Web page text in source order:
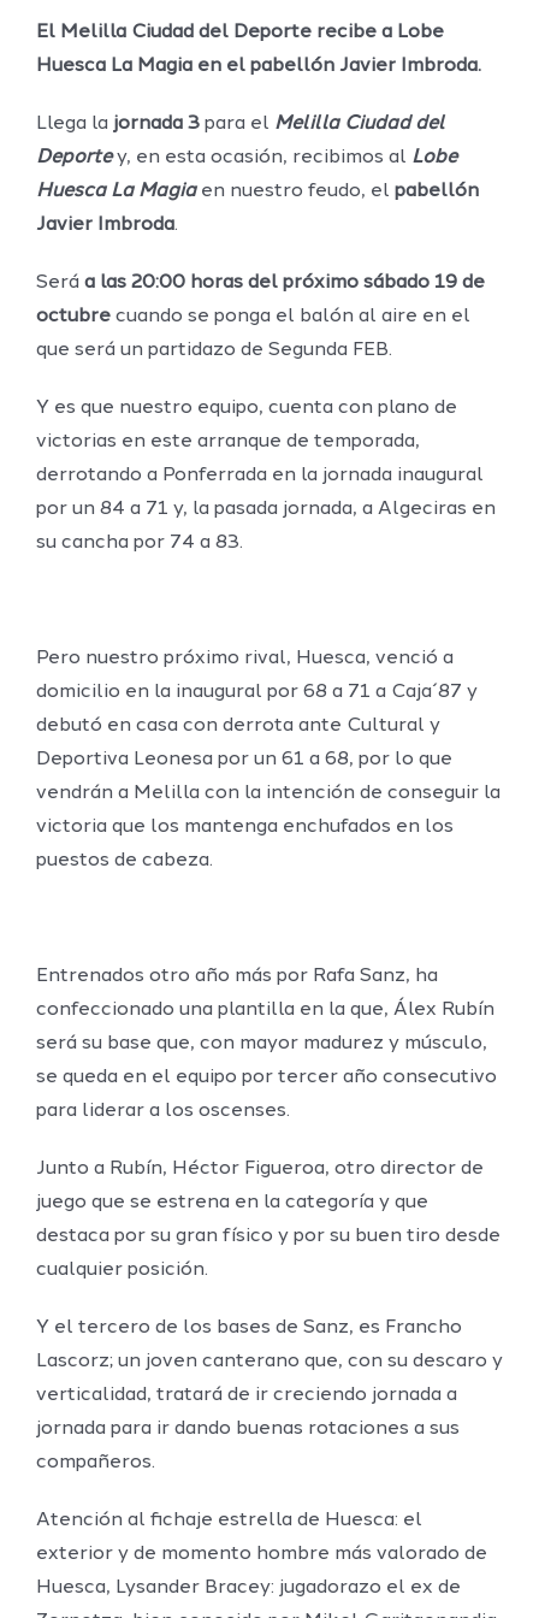
El Melilla Ciudad del Deporte recibe a Lobe
Huesca La Magia en el pabellón Javier Imbroda.
Llega la jornada 3 para el Melilla Ciudad del
Deportey, en esta ocasión, recibimos al Lobe
Huesca La Magia en nuestro feudo, el pabellón
Javier Imbroda.
Será a las 20:00 horas del próximo sábado 19 de
octubre cuando se ponga el balón al aire en el
que será un partidazo de Segunda FEB.
Y es que nuestro equipo, cuenta con plano de
victorias en este arranque de temporada,
derrotando a Ponferrada en la jornada inaugural
por un 84 a 71 y, la pasada jornada, a Algeciras en
su cancha por 74 a 83.
Pero nuestro próximo rival, Huesca, venció a
domicilio en la inaugural por 68 a 71 a Caja´87 y
debutó en casa con derrota ante Cultural y
Deportiva Leonesa por un 61 a 68, por lo que
vendrán a Melilla con la intención de conseguir la
victoria que los mantenga enchufados en los
puestos de cabeza.
Entrenados otro año más por Rafa Sanz, ha
confeccionado una plantilla en la que, Álex Rubín
será su base que, con mayor madurez y músculo,
se queda en el equipo por tercer año consecutivo
para liderar a los oscenses.
Junto a Rubín, Héctor Figueroa, otro director de
juego que se estrena en la categoría y que
destaca por su gran físico y por su buen tiro desde
cualquier posición.
Y el tercero de los bases de Sanz, es Francho
Lascorz; un joven canterano que, con su descaro y
verticalidad, tratará de ir creciendo jornada a
jornada para ir dando buenas rotaciones a sus
compañeros.
Atención al fichaje estrella de Huesca: el
exterior y de momento hombre más valorado de
Huesca, Lysander Bracey: jugadorazo el ex de